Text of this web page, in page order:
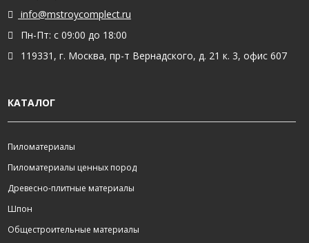
info@mstroycomplect.ru
Пн-Пт: с 09:00 до 18:00
119331, г. Москва, пр-т Вернадского, д. 21 к. 3, офис 607
КАТАЛОГ
Пиломатериалы
Пиломатериалы ценных пород
Древесно-плитные материалы
Шпон
Общестроительные материалы